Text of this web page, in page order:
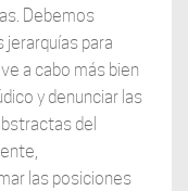
Debemos
jerarquías para
a cabo más bien
y denunciar las
del
las posiciones